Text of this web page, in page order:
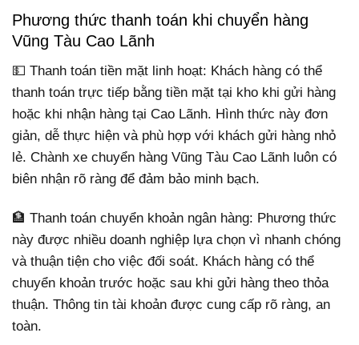
Phương thức thanh toán khi chuyển hàng
Vũng Tàu Cao Lãnh
💵 Thanh toán tiền mặt linh hoạt: Khách hàng có thể
thanh toán trực tiếp bằng tiền mặt tại kho khi gửi hàng
hoặc khi nhận hàng tại Cao Lãnh. Hình thức này đơn
giản, dễ thực hiện và phù hợp với khách gửi hàng nhỏ
lẻ. Chành xe chuyển hàng Vũng Tàu Cao Lãnh luôn có
biên nhận rõ ràng để đảm bảo minh bạch.
🏦 Thanh toán chuyển khoản ngân hàng: Phương thức
này được nhiều doanh nghiệp lựa chọn vì nhanh chóng
và thuận tiện cho việc đối soát. Khách hàng có thể
chuyển khoản trước hoặc sau khi gửi hàng theo thỏa
thuận. Thông tin tài khoản được cung cấp rõ ràng, an
toàn.